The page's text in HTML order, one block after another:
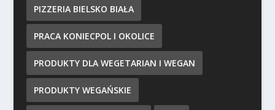
PIZZERIA BIELSKO BIAŁA
PRACA KONIECPOL I OKOLICE
PRODUKTY DLA WEGETARIAN I WEGAN
PRODUKTY WEGAŃSKIE